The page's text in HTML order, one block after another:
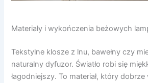
Materiały i wykończenia beżowych
Tekstylne klosze z lnu, bawełny czy
naturalny dyfuzor. Światło robi się
łagodniejszy. To materiał, który